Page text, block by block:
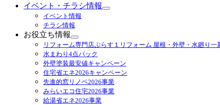
イベント・チラシ情報
サ
ュ
を
展
開
イベント情報
チラシ情報
お役立ち情報
サ
ブ
メ
ニ
ュ
ー
を
展
リフォーム専門店ぷらす１リフォーム 屋根・外壁・水廻り一
水まわり4点パック
外壁塗装最安値キャンペーン
住宅省エネ2026キャンペーン
先進的窓リノベ2026事業
みらいエコ住宅2026事業
給湯省エネ2026事業